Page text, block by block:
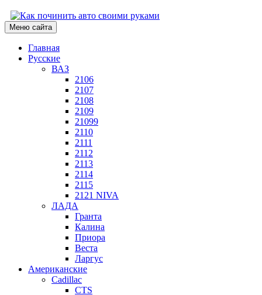
Меню сайта
Главная
Русские
ВАЗ
2106
2107
2108
2109
21099
2110
2111
2112
2113
2114
2115
2121 NIVA
ЛАДА
Гранта
Калина
Приора
Веста
Ларгус
Американские
Cadillac
CTS